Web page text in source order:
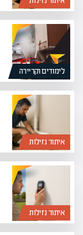
לימודים וקריירה
איתור נזילות
איתור נזילות